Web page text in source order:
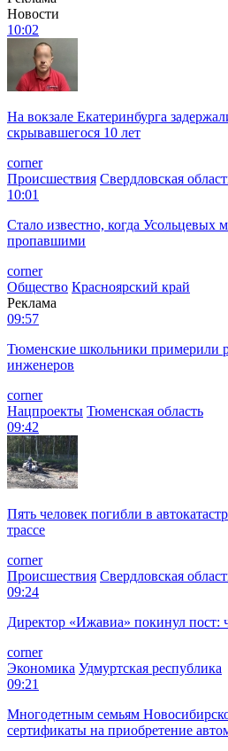
Новости
10:02
На вокзале Екатеринбурга
скрывавшегося 10 лет
corner
Происшествия Свердловская
10:01
Стало известно, когда Усольцевых
пропавшими
corner
Общество Красноярский край
Реклама
09:57
Тюменские школьники примерили
инженеров
corner
Нацпроекты Тюменская область
09:42
Пять человек погибли в
трассе
corner
Происшествия Свердловская
09:24
Директор «Ижавиа» покинул пост:
corner
Экономика Удмуртская республика
09:21
Многодетным семьям
сертификаты на приобретение